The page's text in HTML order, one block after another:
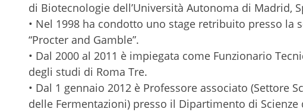
di Biotecnologie dell’Università Autonoma di Madrid,
• Nel 1998 ha condotto uno stage retribuito presso la
“Procter and Gamble”.
• Dal 2000 al 2011 è impiegata come Funzionario
degli studi di Roma Tre.
• Dal 1 gennaio 2012 è Professore associato (Settore
delle Fermentazioni) presso il Dipartimento di